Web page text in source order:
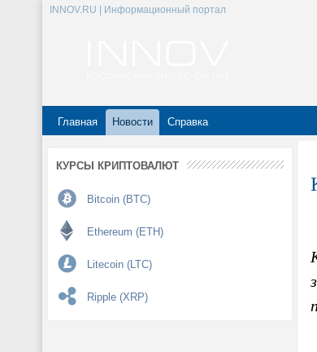
INNOV.RU | Информационный портал
Главная Новости Справка
КУРСЫ КРИПТОВАЛЮТ
Bitcoin (BTC)
Ethereum (ETH)
Litecoin (LTC)
Ripple (XRP)